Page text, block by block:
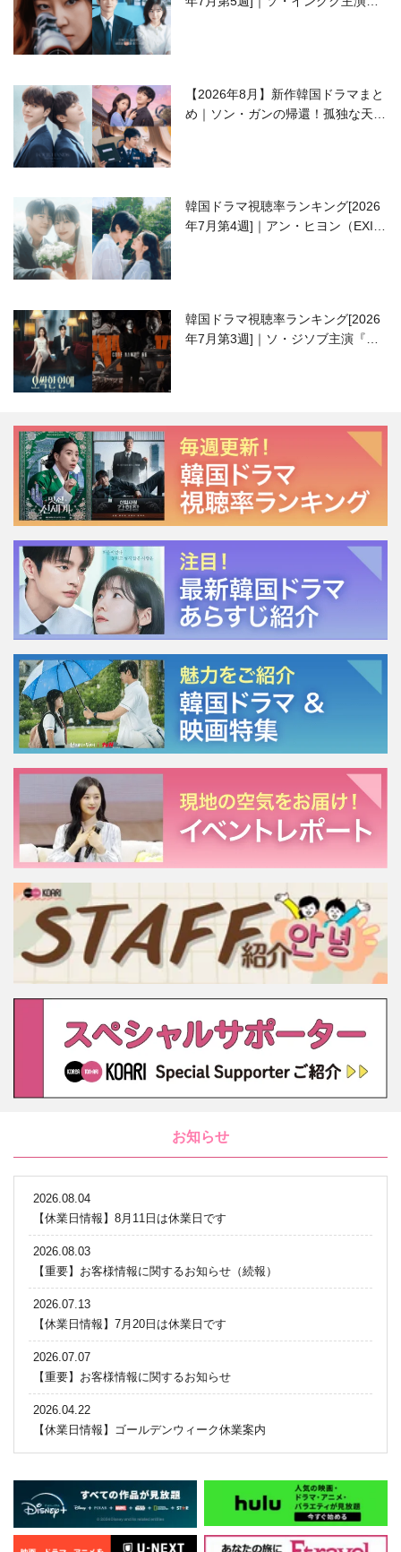
【2026年8月】新作韓国ドラマまと
め｜ソン・ガンの帰還！孤独な天才
韓国ドラマ視聴率ランキング[2026
年7月第4週]｜アン・ヒヨン（EXID
韓国ドラマ視聴率ランキング[2026
年7月第3週]｜ソ・ジソブ主演『エ
お知らせ
2026.08.04
【休業日情報】8月11日は休業日です
2026.08.03
【重要】お客様情報に関するお知らせ（続報）
2026.07.13
【休業日情報】7月20日は休業日です
2026.07.07
【重要】お客様情報に関するお知らせ
2026.04.22
【休業日情報】ゴールデンウィーク休業案内